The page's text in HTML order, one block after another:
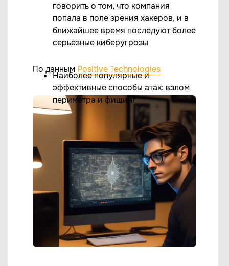
говорить о том, что компания
попала в поле зрения хакеров, и в
ближайшее время последуют более
серьезные киберугрозы
Наиболее популярные и
эффективные способы атак: взлом
периметра и фишинг
По данным Positive Technologies